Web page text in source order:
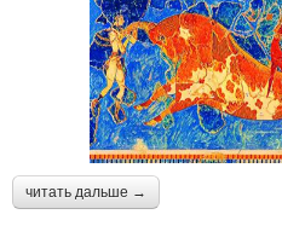
читать дальше →